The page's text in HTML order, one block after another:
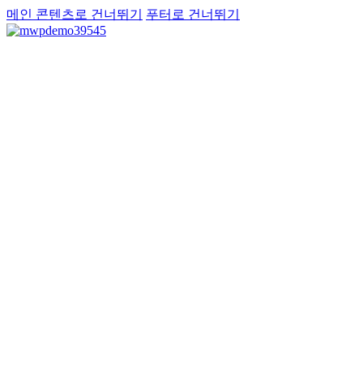
메인 콘텐츠로 건너뛰기 푸터로 건너뛰기